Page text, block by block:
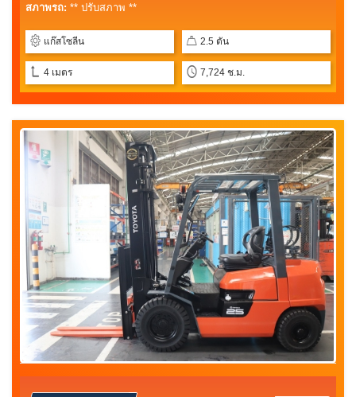
สภาพรถ: ** ปรับสภาพ **
แก๊สโซลีน 2.5 ตัน
4 เมตร 7,724 ช.ม.